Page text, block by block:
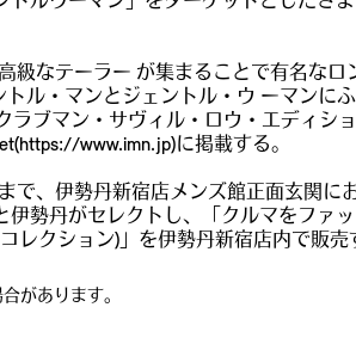
級なテーラー が集まることで有名なロ
ル・マンとジェントル・ウ ーマンに
ラブマン・サヴィル・ロウ・エディ
www.imn.jp)に掲載する。
、伊勢丹新宿店メンズ館正面玄関にお
勢丹がセレクトし、「クルマをファ
クション)」を伊勢丹新宿店内で販売
があります。